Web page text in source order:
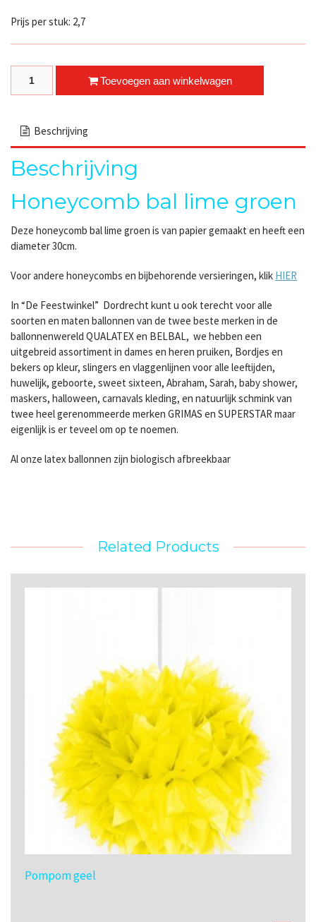
Prijs per stuk: 2,7
Honeycomb bal lime groen quantityToevoegen aan winkelwagen
Beschrijving
Beschrijving
Honeycomb bal lime groen
Deze honeycomb bal lime groen is van papier gemaakt en heeft een
diameter 30cm.
Voor andere honeycombs en bijbehorende versieringen, klik HIER
In “De Feestwinkel” Dordrecht kunt u ook terecht voor alle
soorten en maten ballonnen van de twee beste merken in de
ballonnenwereld QUALATEX en BELBAL, we hebben een
uitgebreid assortiment in dames en heren pruiken, Bordjes en
bekers op kleur, slingers en vlaggenlijnen voor alle leeftijden,
huwelijk, geboorte, sweet sixteen, Abraham, Sarah, baby shower,
maskers, halloween, carnavals kleding, en natuurlijk schmink van
twee heel gerenommeerde merken GRIMAS en SUPERSTAR maar
eigenlijk is er teveel om op te noemen.
Al onze latex ballonnen zijn biologisch afbreekbaar
Related Products
Pompom geel